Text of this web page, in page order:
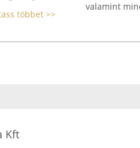
többet >>
valamint
Kft